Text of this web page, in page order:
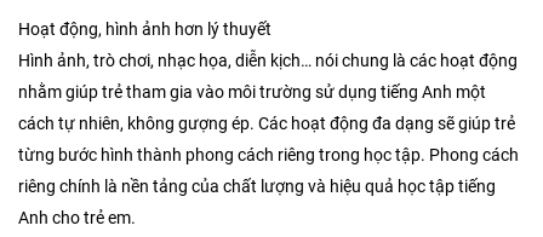
Hoạt động, hình ảnh hơn lý thuyết
Hình ảnh, trò chơi, nhạc họa, diễn kịch… nói chung là các hoạt động
nhằm giúp trẻ tham gia vào môi trường sử dụng tiếng Anh một
cách tự nhiên, không gượng ép. Các hoạt động đa dạng sẽ giúp trẻ
từng bước hình thành phong cách riêng trong học tập. Phong cách
riêng chính là nền tảng của chất lượng và hiệu quả học tập tiếng
Anh cho trẻ em.